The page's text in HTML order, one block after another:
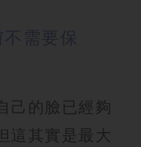
己的臉已經夠
這其實是最大